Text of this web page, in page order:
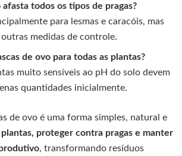
afasta todos os tipos de pragas?
para lesmas e caracóis, mas
medidas de controle.
de ovo para todas as plantas?
muito sensíveis ao pH do solo devem
quantidades inicialmente.
de ovo é uma forma simples, natural e
proteger contra pragas e manter
, transformando resíduos